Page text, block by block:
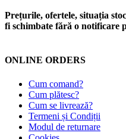
Prețurile, ofertele, situația
fi schimbate fără o notificare
ONLINE ORDERS
Cum comand?
Cum plătesc?
Cum se livrează?
Termeni și Condiții
Modul de returnare